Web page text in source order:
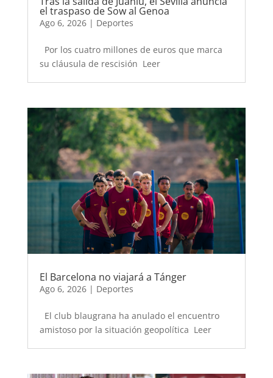
el traspaso de Sow al Genoa
Ago 6, 2026| Deportes
Por los cuatro millones de euros que marca
su cláusula de rescisión Leer
El Barcelona no viajará a Tánger
Ago 6, 2026| Deportes
El club blaugrana ha anulado el encuentro
amistoso por la situación geopolítica Leer